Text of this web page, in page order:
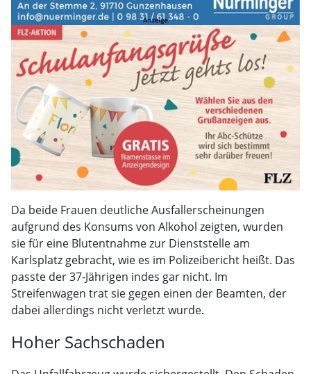
Da beide Frauen deutliche Ausfallerscheinungen
aufgrund des Konsums von Alkohol zeigten, wurden
sie für eine Blutentnahme zur Dienststelle am
Karlsplatz gebracht, wie es im Polizeibericht heißt. Das
passte der 37-Jährigen indes gar nicht. Im
Streifenwagen trat sie gegen einen der Beamten, der
dabei allerdings nicht verletzt wurde.
Hoher Sachschaden